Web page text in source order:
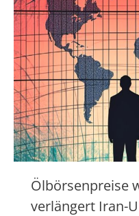
Ölbörsenpreise
verlängert Iran-